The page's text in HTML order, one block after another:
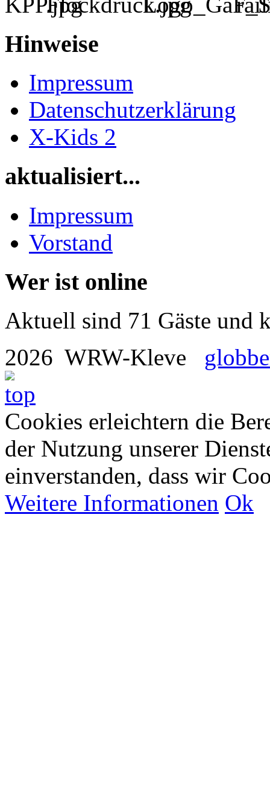
Hinweise
Impressum
Datenschutzerklärung
X-Kids 2
aktualisiert...
Impressum
Vorstand
Wer ist online
Aktuell sind 71 Gäste und
2026 WRW-Kleve
Cookies erleichtern die
der Nutzung unserer
einverstanden, dass wir
Weitere Informationen Ok